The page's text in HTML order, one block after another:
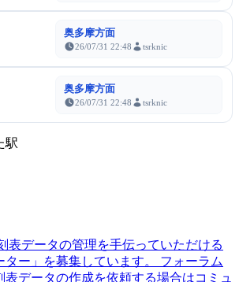
奥多摩方面
26/07/31 22:48 tsrknic
奥多摩方面
26/07/31 22:48 tsrknic
駅
表データの管理を手伝っていただける
ター」を募集しています。
フォーラム
表データの作成を依頼する場合はコミュ